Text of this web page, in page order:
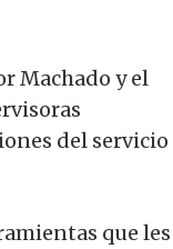
Machado y el
del servicio
que les